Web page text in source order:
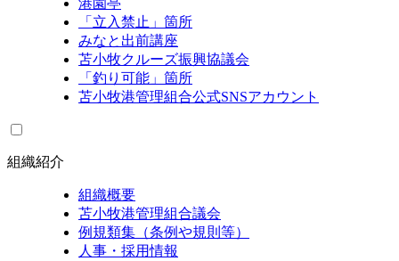
港園亭
「立入禁止」箇所
みなと出前講座
苫小牧クルーズ振興協議会
「釣り可能」箇所
苫小牧港管理組合公式SNSアカウント
組織紹介
組織概要
苫小牧港管理組合議会
例規類集（条例や規則等）
人事・採用情報